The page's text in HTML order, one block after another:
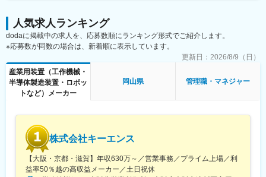
ービスチームリーダーシップ、およびKLA本社の製品サポートと
エンジニアリングチームとのインターフェースを通じて、顧客満
足度を最大限にすること。
・地域レベルでのNPIプログラム／プロジェクトの成功を確保し、
主要なKLAプラットフォームおよび技術の実装と採用をサポート
するために、クロスファンクショナルなリモートチームと協力お
よび連携を図ること。
・P&Lの直接所有およびビジネスのすべての側面における継続的
・顧客会議（OC、KPI、定期サービス会議）の定期的な開催、準
備および未解決タスクのフォローアップ。
・顧客の運用KPIを達成するための運用活動の推進。
・必要な設置日について、顧客および設置チームと調整および連
携を図ること。
人気求人ランキング
dodaに掲載中の求人を、応募数順にランキング形式でご紹介します。
※応募数が同数の場合は、新着順に表示しています。
更新日： 2026/8/9（日）
産業用装置（工作機械・
半導体製造装置・ロボッ
トなど）メーカー
岡山県 管理職・マネジャー
株式会社キーエンス
【大阪・京都・滋賀】年収630万～／営業事務／プライム上場／利
益率50％越の高収益メーカー／土日祝休